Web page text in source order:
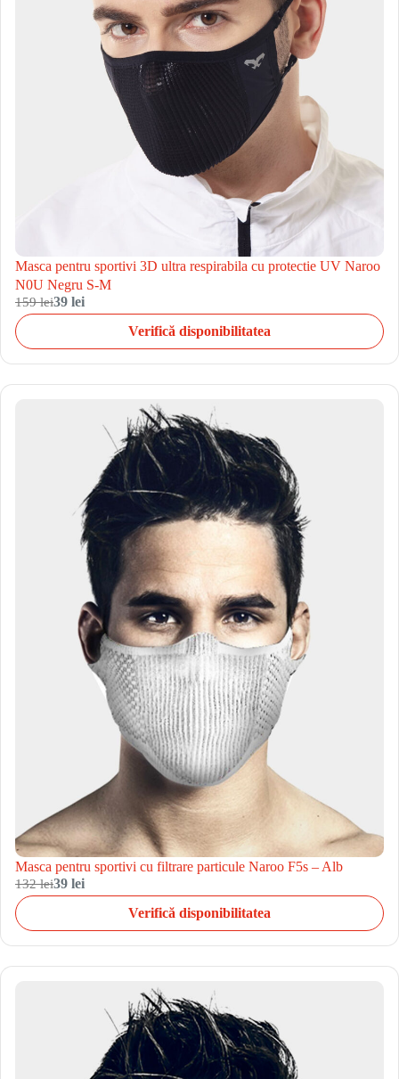
Masca pentru sportivi 3D ultra respirabila cu protectie UV Naroo
N0U Negru S-M
159 lei39 lei
Verifică disponibilitatea
Masca pentru sportivi cu filtrare particule Naroo F5s – Alb
132 lei39 lei
Verifică disponibilitatea